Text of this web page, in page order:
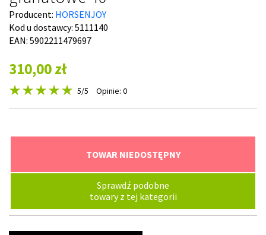
Producent: HORSENJOY
Kod u dostawcy: 5111140
EAN: 5902211479697
310,00 zł
5/5 Opinie: 0
TOWAR NIEDOSTĘPNY
Sprawdź podobne
towary z tej kategorii